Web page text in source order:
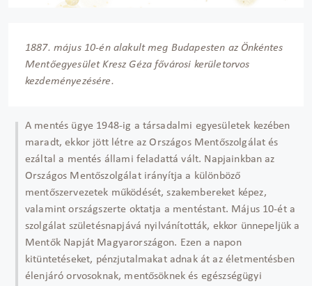
1887. május 10-én alakult meg Budapesten az Önkéntes
Mentőegyesület Kresz Géza fővárosi kerületorvos
kezdeményezésére.
A mentés ügye 1948-ig a társadalmi egyesületek kezében
maradt, ekkor jött létre az Országos Mentőszolgálat és
ezáltal a mentés állami feladattá vált. Napjainkban az
Országos Mentőszolgálat irányítja a különböző
mentőszervezetek működését, szakembereket képez,
valamint országszerte oktatja a mentéstant. Május 10-ét a
szolgálat születésnapjává nyilvánították, ekkor ünnepeljük a
Mentők Napját Magyarországon. Ezen a napon
kitüntetéseket, pénzjutalmakat adnak át az életmentésben
élenjáró orvosoknak, mentősöknek és egészségügyi